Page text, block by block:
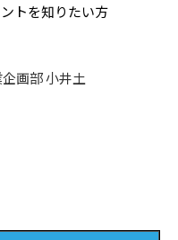
トを知りたい方
画部 小井土